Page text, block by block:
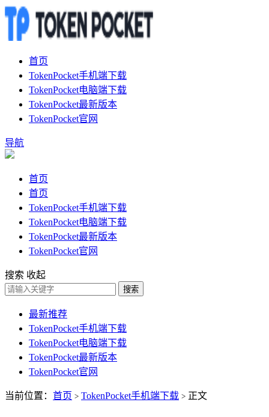
首页
TokenPocket手机端下载
TokenPocket电脑端下载
TokenPocket最新版本
TokenPocket官网
导航
首页
首页
TokenPocket手机端下载
TokenPocket电脑端下载
TokenPocket最新版本
TokenPocket官网
搜索 收起
搜索
最新推荐
TokenPocket手机端下载
TokenPocket电脑端下载
TokenPocket最新版本
TokenPocket官网
当前位置： 首页 > TokenPocket手机端下载 > 正文